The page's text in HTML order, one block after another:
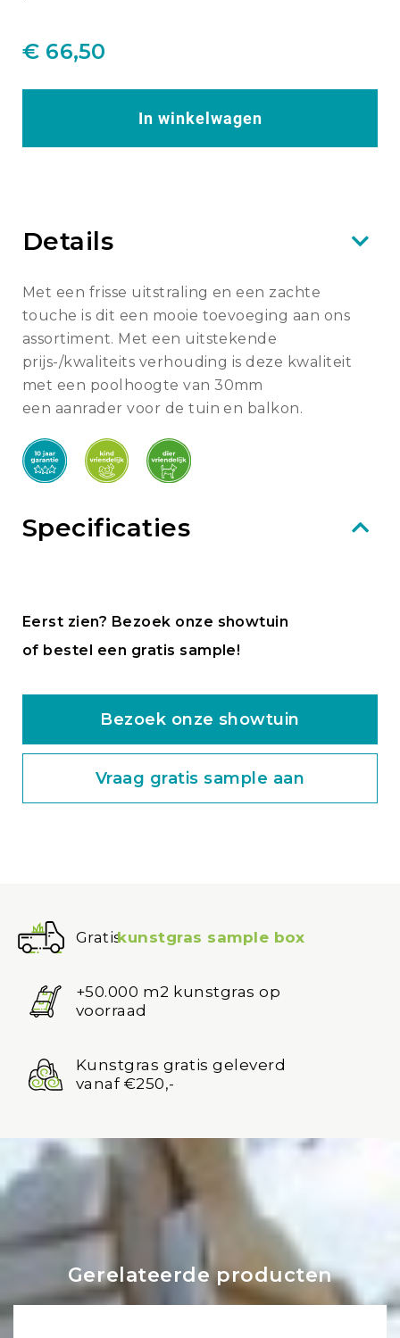
Speciale
€ 66,50
In winkelwagen
Details
Met een frisse uitstraling en een zachte
touche is dit een mooie toevoeging aan ons
assortiment. Met een uitstekende
prijs-/kwaliteits verhouding is deze kwaliteit
met een poolhoogte van 30mm
een aanrader voor de tuin en balkon.
Specificaties
Eerst zien? Bezoek onze showtuin
of bestel een gratis sample!
Bezoek onze showtuin
Vraag gratis sample aan
Gratiskunstgras sample box
+50.000 m2 kunstgras op
voorraad
Kunstgras gratis geleverd
vanaf €250,-
Gerelateerde producten